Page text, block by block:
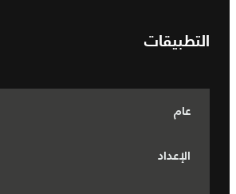
التطبيقات
عام
الإعداد